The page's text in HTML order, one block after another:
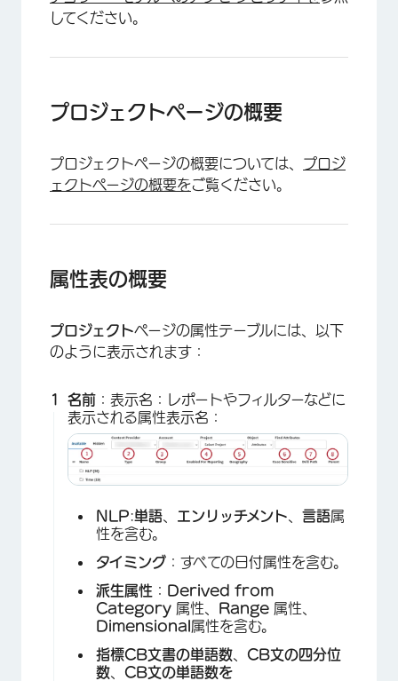
してください。
プロジェクトページの概要
プロジェクトページの概要については、 プロジ
ェクトページの概要をご覧ください。
属性表の概要
プロジェクトページの属性テーブルには、以下
のように表示されます：
名前 ：表示名：レポートやフィルターなどに
表示される属性表示名：
NLP:単語、 エンリッチメント、 言語属
性を含む。
タイミング ：すべての日付属性を含む。
派生属性 ： Derived from
Category 属性、 Range 属性、
Dimensional 属性を含む。
指標CB文書の単語数、 CB文の四分位
数、 CB文の単語数を